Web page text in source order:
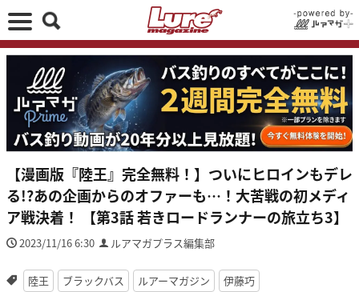
【漫画版『陸王』完全無料！】ついにヒロインもデレ
る!?あの企画からのオファーも…！大苦戦の初メディ
ア戦決着！ 【第3話 若きロードランナーの旅立ち3】
2023/11/16 6:30 ルアマガプラス編集部
陸王 ブラックバス ルアーマガジン 伊藤巧